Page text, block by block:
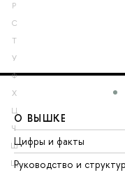
Р
С
Т
У
Ф
Х
Ц
Ч
Ш
Щ
О ВЫШКЕ
Цифры и факты
Руководство и